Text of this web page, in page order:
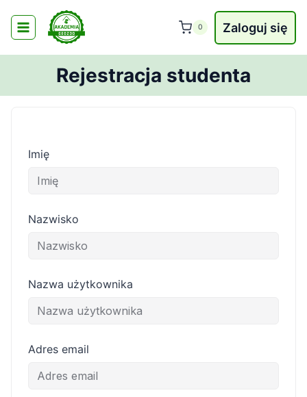
treści
0 Zaloguj się
Rejestracja studenta
Imię
Nazwisko
Nazwa użytkownika
Adres email